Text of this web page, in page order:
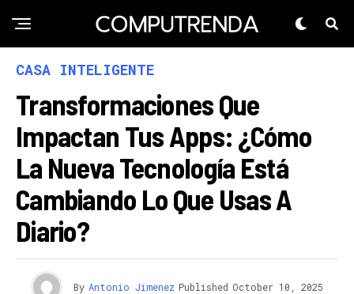
CASA INTELIGENTE
Transformaciones Que
Impactan Tus Apps: ¿Cómo
La Nueva Tecnología Está
Cambiando Lo Que Usas A
Diario?
By Antonio Jimenez Published October 10, 2025